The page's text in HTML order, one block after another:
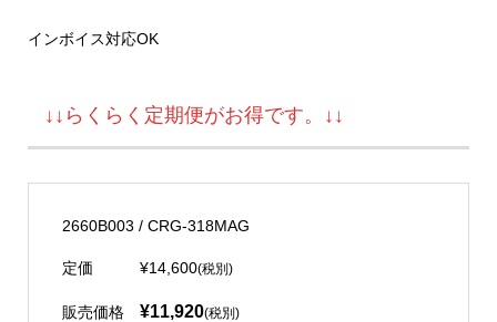
インボイス対応OK
↓↓らくらく定期便がお得です。↓↓
2660B003 / CRG-318MAG
定価 ¥14,600(税別)
販売価格 ¥11,920(税別)